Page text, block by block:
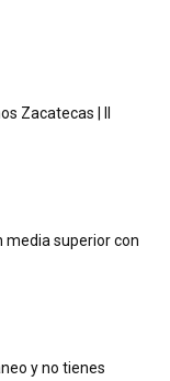
Zacatecas | II
media superior con
y no tienes